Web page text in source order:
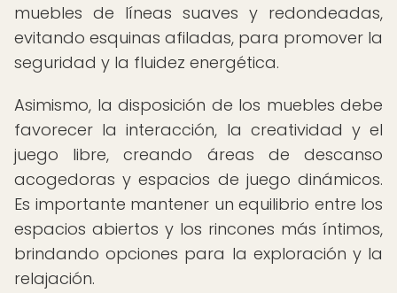
muebles de líneas suaves y redondeadas,
evitando esquinas afiladas, para promover la
seguridad y la fluidez energética.
Asimismo, la disposición de los muebles debe
favorecer la interacción, la creatividad y el
juego libre, creando áreas de descanso
acogedoras y espacios de juego dinámicos.
Es importante mantener un equilibrio entre los
espacios abiertos y los rincones más íntimos,
brindando opciones para la exploración y la
relajación.